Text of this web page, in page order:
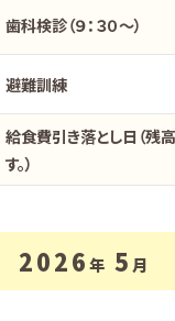
歯科検診（９：３０～）
避難訓練
給食費引き落とし日（残
す。）
2026年 5 月